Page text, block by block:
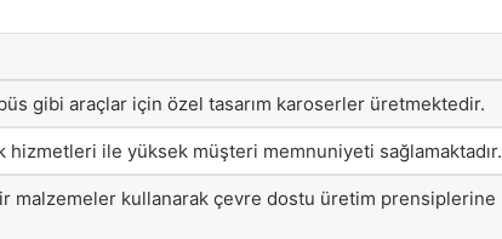
gibi araçlar için özel tasarım karoserler üretmektedir.
hizmetleri ile yüksek müşteri memnuniyeti sağlamaktadır.
malzemeler kullanarak çevre dostu üretim prensiplerine